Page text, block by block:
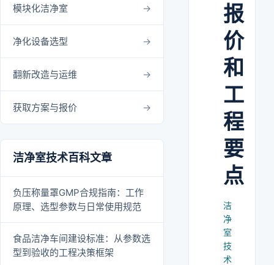
模块化洁净室
净化设备选型
翻新改造与运维
获取方案与报价
洁净室技术百科文章
负压称量罩GMP合规指南：工作
原理、选型参数与日常使用规范
食品洁净车间建设标准：从参数选
型到验收的工程决策框架
报
价
和
工
程
要
点
洁
净
室
技
术